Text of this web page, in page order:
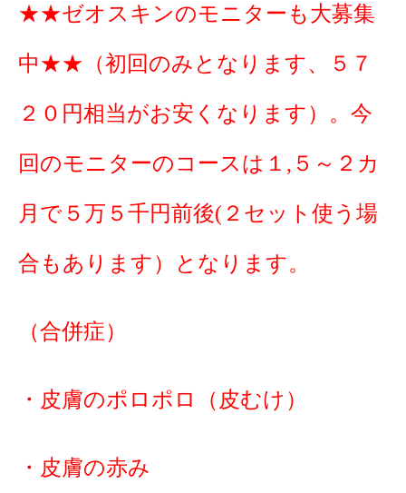
★★ゼオスキンのモニターも大募集
中★★（初回のみとなります、５７
２０円相当がお安くなります）。今
回のモニターのコースは１,５～２カ
月で５万５千円前後(２セット使う場
合もあります）となります。
（合併症）
・皮膚のポロポロ（皮むけ）
・皮膚の赤み